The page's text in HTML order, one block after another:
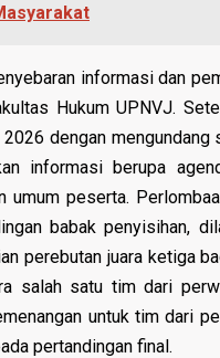
informasi dan
Hukum UPNVJ.
dengan
informasi berupa
umum peserta.
babak penyisihan,
perebutan juara ketiga
salah satu tim dari
untuk tim dari
pertandingan final.